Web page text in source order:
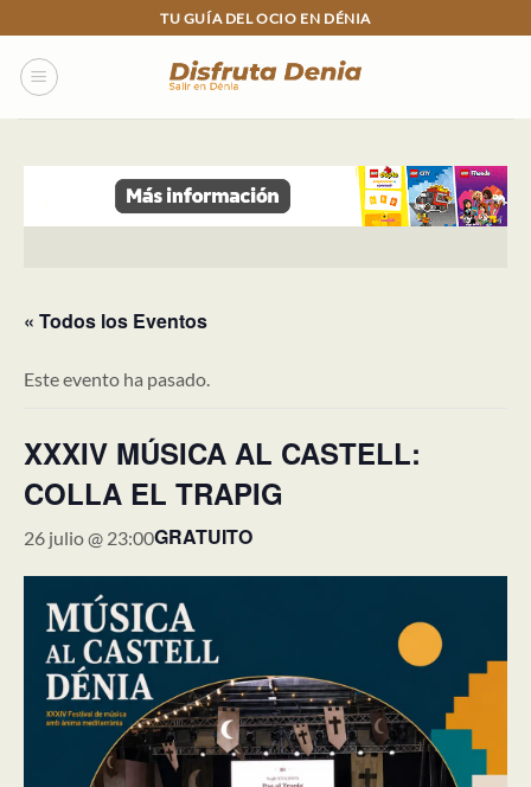
to
content
TU GUÍA DEL OCIO EN DÉNIA
« Todos los Eventos
Este evento ha pasado.
XXXIV MÚSICA AL CASTELL:
COLLA EL TRAPIG
26 julio @ 23:00GRATUITO